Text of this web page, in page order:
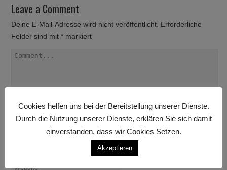
Leave a Comment
Deine E-Mail-Adresse wird nicht veröffentlicht. Erforderliche
Felder sind mit* markiert
Cookies helfen uns bei der Bereitstellung unserer Dienste.
Durch die Nutzung unserer Dienste, erklären Sie sich damit
einverstanden, dass wir Cookies Setzen.
Akzeptieren